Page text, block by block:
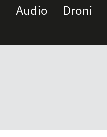
Audio Droni